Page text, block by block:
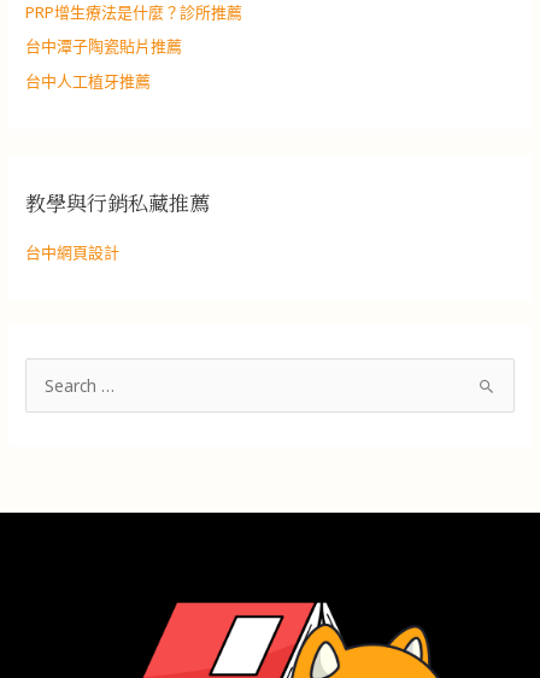
PRP增生療法是什麼？診所推薦
台中潭子陶瓷貼片推薦
台中人工植牙推薦
教學與行銷私藏推薦
台中網頁設計
尋
字